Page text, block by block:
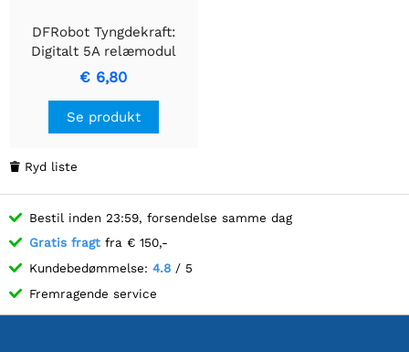
DFRobot Tyngdekraft:
Digitalt 5A relæmodul
€ 6,80
Se produkt
 Ryd liste
Bestil inden 23:59, forsendelse samme dag
Gratis fragt fra € 150,-
Kundebedømmelse: 4.8 / 5
Fremragende service